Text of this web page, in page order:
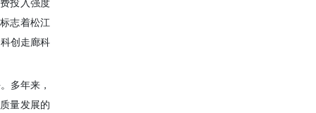
投入强度
志着松江
创走廊科
多年来，
量发展的